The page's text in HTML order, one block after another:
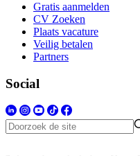
Gratis aanmelden
CV Zoeken
Plaats vacature
Veilig betalen
Partners
Social